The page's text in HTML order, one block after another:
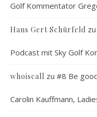
Golf Kommentator
Hans Gert Schürfeld zu
Podcast mit Sky Golf
whoiscall zu #8 Be
Carolin Kauffmann,